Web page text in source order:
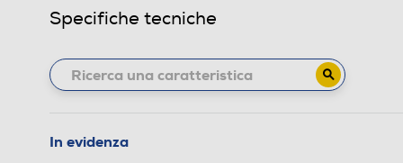
Specifiche tecniche
In evidenza